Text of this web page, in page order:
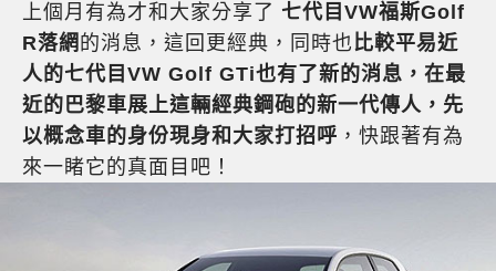
上個月有為才和大家分享了 七代目VW福斯Golf
R落網 的消息，這回更經典，同時也比較平易近
人的七代目VW Golf GTi也有了新的消息，在最
近的巴黎車展上這輛經典鋼砲的新一代傳人，先
以概念車的身份現身和大家打招呼 ，快跟著有為
來一睹它的真面目吧！